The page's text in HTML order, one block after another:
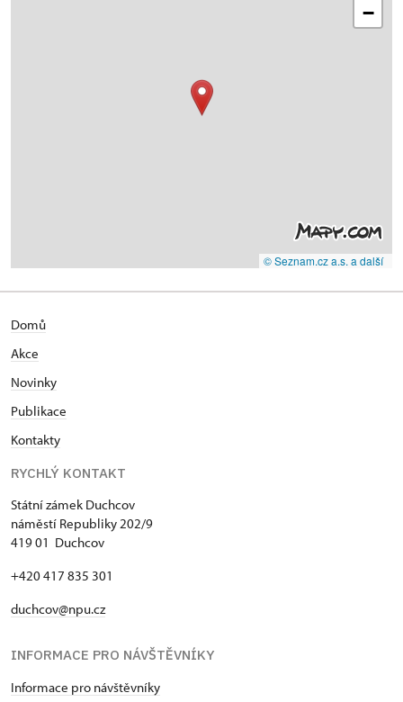
−
© Seznam.cz a.s. a další
Domů
Akce
Novinky
Publikace
Kontakty
RYCHLÝ KONTAKT
Státní zámek Duchcov
náměstí Republiky 202/9
419 01 Duchcov
+420 417 835 301
duchcov@npu.cz
INFORMACE PRO NÁVŠTĚVNÍKY
Informace pro návštěvníky